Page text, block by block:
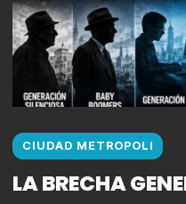
CIUDAD METROPOLI
LA BRECHA